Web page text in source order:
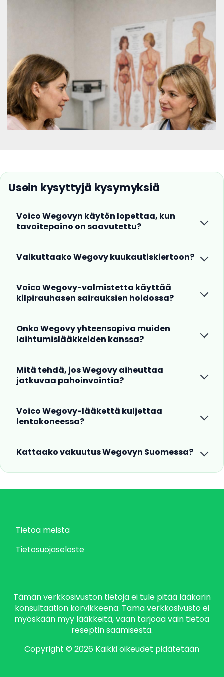
Usein kysyttyjä kysymyksiä
Voico Wegovyn käytön lopettaa, kun
tavoitepaino on saavutettu?
Vaikuttaako Wegovy kuukautiskiertoon?
Voico Wegovy-valmistetta käyttää
kilpirauhasen sairauksien hoidossa?
Onko Wegovy yhteensopiva muiden
laihtumislääkkeiden kanssa?
Mitä tehdä, jos Wegovy aiheuttaa
jatkuvaa pahoinvointia?
Voico Wegovy-lääkettä kuljettaa
lentokoneessa?
Kattaako vakuutus Wegovyn Suomessa?
Tietoa meistä
Tietosuojaseloste
Tämän verkkosivuston tietoja ei tule pitää lääkärin
konsultaation korvikkeena. Tämä verkkosivusto ei
myöskään myy lääkkeitä, vaan tarjoaa vain tietoa
reseptin saamisesta.
Copyright © 2026 Kaikki oikeudet pidätetään